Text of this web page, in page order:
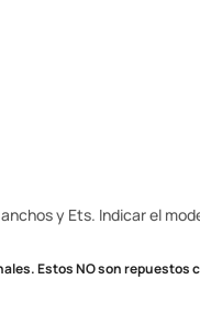
y Ets. Indicar el
Estos NO son repuestos